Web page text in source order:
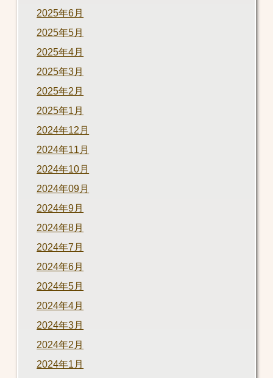
2025年6月
2025年5月
2025年4月
2025年3月
2025年2月
2025年1月
2024年12月
2024年11月
2024年10月
2024年09月
2024年9月
2024年8月
2024年7月
2024年6月
2024年5月
2024年4月
2024年3月
2024年2月
2024年1月